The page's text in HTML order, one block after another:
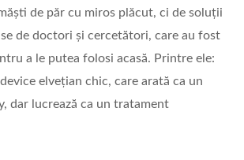
de păr cu miros plăcut, ci de soluții
de doctori și cercetători, care au fost
a le putea folosi acasă. Printre ele:
elvețian chic, care arată ca un
dar lucrează ca un tratament